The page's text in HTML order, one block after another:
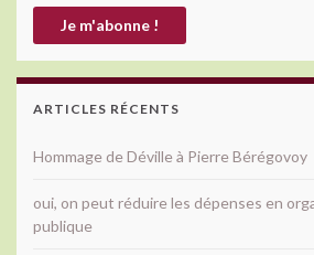
ARTICLES RÉCENTS
Hommage de Déville à Pierre Bérégovoy
oui, on peut réduire les dépenses en
publique